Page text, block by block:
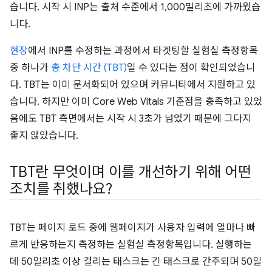
습니다. 시작 시 INP는 출처 수준에서 1,000밀리초에 가까웠습
니다.
현장에서 INP를 수정하는 과정에서 타겟팅할 실험실 측정항목
중 하나가 총 차단 시간 (TBT)일 수 있다는 점이 확인되었습니
다. TBT는 이미 문서화되어 있으며 커뮤니티에서 지원하고 있
습니다. 하지만 이미 Core Web Vitals 기준점을 충족하고 있었
음에도 TBT 측면에서는 시작 시 3초가 넘었기 때문에 그다지
좋지 않았습니다.
TBT란 무엇이며 이를 개선하기 위해 어떤
조치를 취했나요?
TBT는 페이지 로드 중에 웹페이지가 사용자 입력에 얼마나 빠
르게 반응하는지 측정하는 실험실 측정항목입니다. 실행하는
데 50밀리초 이상 걸리는 태스크는 긴 태스크로 간주되며 50밀